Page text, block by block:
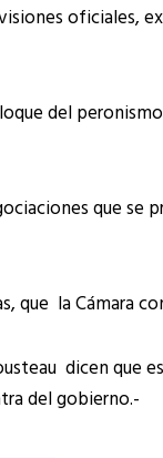
oficiales,
del
que se
que la Cámara
dicen que
del gobierno.-